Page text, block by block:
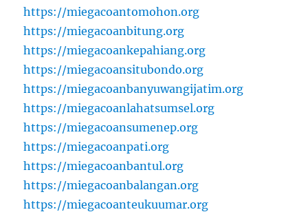
https://miegacoantomohon.org
https://miegacoanbitung.org
https://miegacoankepahiang.org
https://miegacoansitubondo.org
https://miegacoanbanyuwangijatim.org
https://miegacoanlahatsumsel.org
https://miegacoansumenep.org
https://miegacoanpati.org
https://miegacoanbantul.org
https://miegacoanbalangan.org
https://miegacoanteukuumar.org